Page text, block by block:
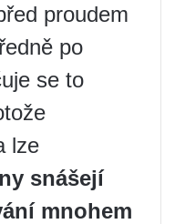
proudem
po
se to
lze
snášejí
mnohem